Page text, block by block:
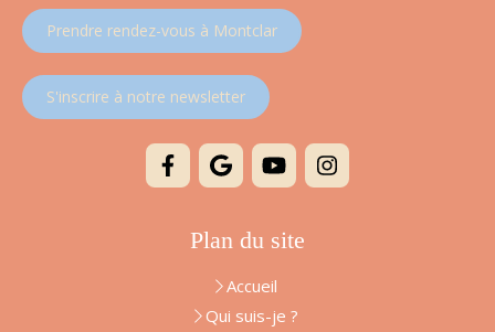
Prendre rendez-vous à Montclar
S'inscrire à notre newsletter
Plan du site
Accueil
Qui suis-je ?